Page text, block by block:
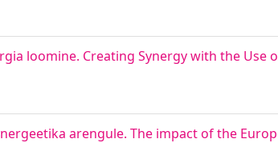
loomine. Creating Synergy with the Use
arengule. The impact of the